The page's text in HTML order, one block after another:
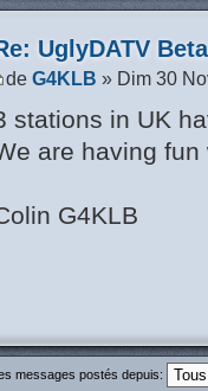
UglyDATV
deG4KLB » Dim 30
stations in UK
are having
G4KLB
messages postés depuis: